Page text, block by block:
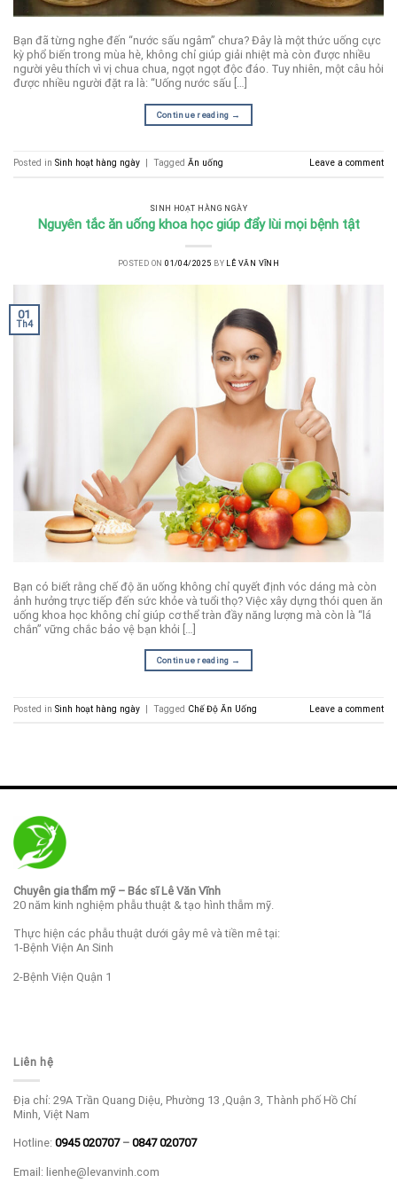
Bạn đã từng nghe đến “nước sấu ngâm” chưa? Đây là một thức uống cực
kỳ phổ biến trong mùa hè, không chỉ giúp giải nhiệt mà còn được nhiều
người yêu thích vì vị chua chua, ngọt ngọt độc đáo. Tuy nhiên, một câu hỏi
được nhiều người đặt ra là: “Uống nước sấu […]
Continue reading →
Posted in Sinh hoạt hàng ngày Tagged Ăn uống Leave a comment
SINH HOẠT HÀNG NGÀY
Nguyên tắc ăn uống khoa học giúp đẩy lùi mọi bệnh tật
POSTED ON01/04/2025 BY LÊ VĂN VĨNH
01
Th4
Bạn có biết rằng chế độ ăn uống không chỉ quyết định vóc dáng mà còn
ảnh hưởng trực tiếp đến sức khỏe và tuổi thọ? Việc xây dựng thói quen ăn
uống khoa học không chỉ giúp cơ thể tràn đầy năng lượng mà còn là “lá
chắn” vững chắc bảo vệ bạn khỏi […]
Continue reading →
Posted in Sinh hoạt hàng ngày | Tagged Chế Độ Ăn Uống Leave a comment
Chuyên gia thẩm mỹ – Bác sĩ Lê Văn Vĩnh
20 năm kinh nghiệm phẫu thuật & tạo hình thẫm mỹ.
Thực hiện các phẫu thuật dưới gây mê và tiền mê tại:
1-Bệnh Viện An Sinh
2-Bệnh Viện Quận 1
Liên hệ
Địa chỉ: 29A Trần Quang Diệu, Phường 13 ,Quận 3, Thành phố Hồ Chí
Minh, Việt Nam
Hotline: 0945 020707– 0847 020707
Email: lienhe@levanvinh.com